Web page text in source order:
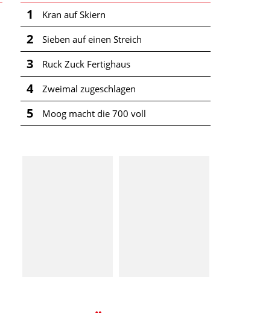
1 Kran auf Skiern
2 Sieben auf einen Streich
3 Ruck Zuck Fertighaus
4 Zweimal zugeschlagen
5 Moog macht die 700 voll